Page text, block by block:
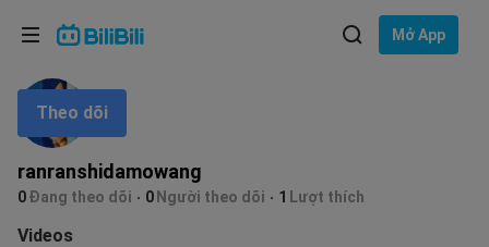
Mở App
ranranshidamowang
0Đang theo dõi 0 Người theo dõi 1 Lượt thích
Theo dõi
Videos
Ngôn ngữ: Tiếng Việt
Lựa chọn ngôn ngữ
English
ภาษาไทย
Tiếng Việt